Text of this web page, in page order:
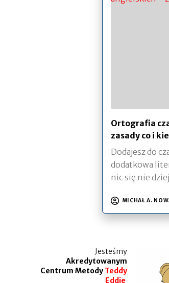
Ortografia
zasady co i
Dodajesz do
dodatkowa
nic się nie
MICHAŁ A.
Jesteśmy
Akredytowanym
Centrum Metody Teddy
Eddie